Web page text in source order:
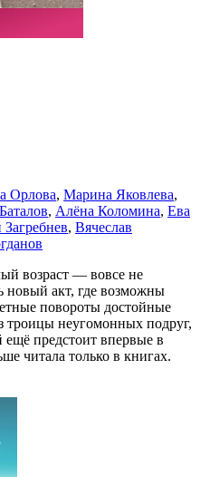
Орлова, Марина Яковлева,
, Алёна Коломина, Ева
Загребнев, Вячеслав
возраст — вовсе не
новый акт, где возможны
повороты достойные
неугомонных подруг,
ещё предстоит впервые в
читала только в книгах.